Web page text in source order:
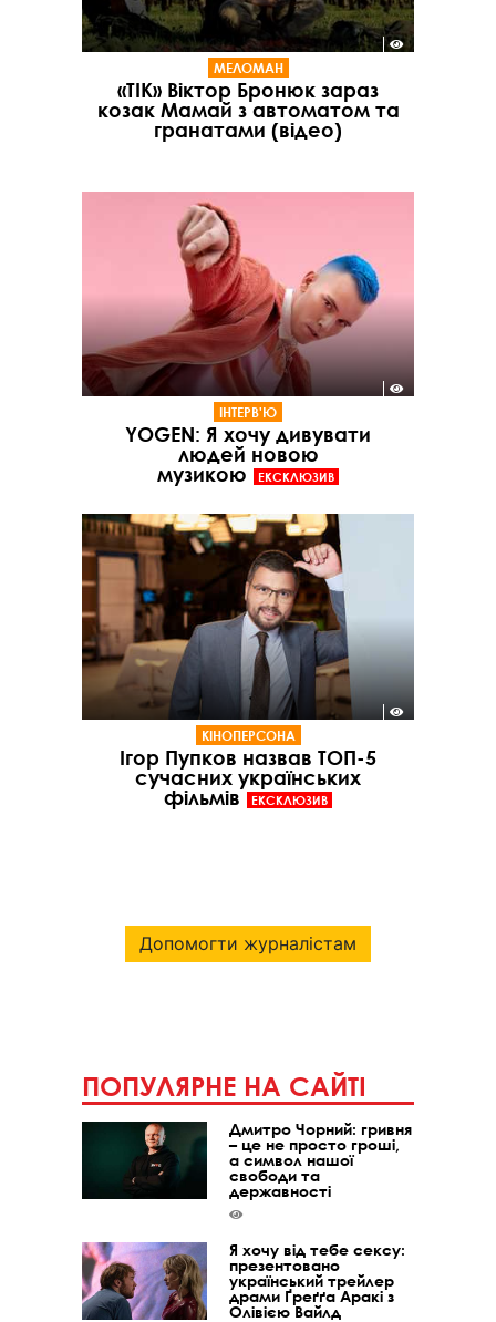
МЕЛОМАН
«ТІК» Віктор Бронюк зараз
козак Мамай з автоматом та
гранатами (відео)
ІНТЕРВ'Ю
YOGEN: Я хочу дивувати
людей новою
музикою
ЕКСКЛЮЗИВ
КІНОПЕРСОНА
Ігор Пупков назвав ТОП-5
сучасних українських
фільмів
ЕКСКЛЮЗИВ
Допомогти журналістам
ПОПУЛЯРНЕ НА САЙТІ
Дмитро Чорний: гривня
– це не просто гроші,
а символ нашої
свободи та
державності
Я хочу від тебе сексу:
презентовано
український трейлер
драми Ґреґґа Аракі з
Олівією Вайлд